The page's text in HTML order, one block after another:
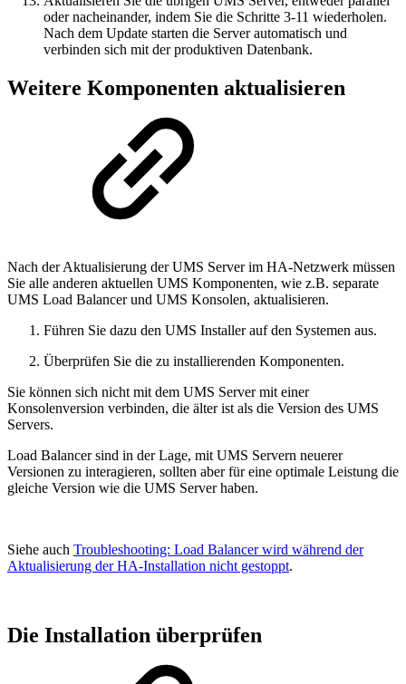
oder nacheinander, indem Sie die Schritte 3-11 wiederholen.
Nach dem Update starten die Server automatisch und
verbinden sich mit der produktiven Datenbank.
Weitere Komponenten aktualisieren
Nach der Aktualisierung der UMS Server im HA-Netzwerk müssen
Sie alle anderen aktuellen UMS Komponenten, wie z.B. separate
UMS Load Balancer und UMS Konsolen, aktualisieren.
Führen Sie dazu den UMS Installer auf den Systemen aus.
Überprüfen Sie die zu installierenden Komponenten.
Sie können sich nicht mit dem UMS Server mit einer
Konsolenversion verbinden, die älter ist als die Version des UMS
Servers.
Load Balancer sind in der Lage, mit UMS Servern neuerer
Versionen zu interagieren, sollten aber für eine optimale Leistung die
gleiche Version wie die UMS Server haben.
Siehe auch Troubleshooting: Load Balancer wird während der
Aktualisierung der HA-Installation nicht gestoppt.
Die Installation überprüfen